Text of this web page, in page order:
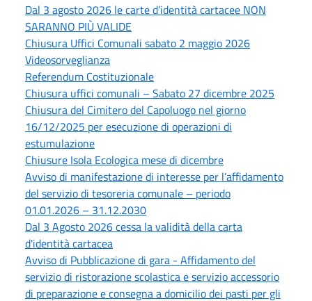
Dal 3 agosto 2026 le carte d’identità cartacee NON
SARANNO PIÙ VALIDE
Chiusura Uffici Comunali sabato 2 maggio 2026
Videosorveglianza
Referendum Costituzionale
Chiusura uffici comunali – Sabato 27 dicembre 2025
Chiusura del Cimitero del Capoluogo nel giorno
16/12/2025 per esecuzione di operazioni di
estumulazione
Chiusure Isola Ecologica mese di dicembre
Avviso di manifestazione di interesse per l’affidamento
del servizio di tesoreria comunale – periodo
01.01.2026 – 31.12.2030
Dal 3 Agosto 2026 cessa la validità della carta
d'identità cartacea
Avviso di Pubblicazione di gara - Affidamento del
servizio di ristorazione scolastica e servizio accessorio
di preparazione e consegna a domicilio dei pasti per gli